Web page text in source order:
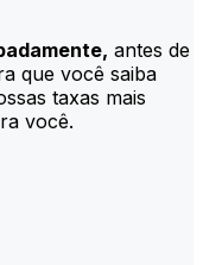
antes de
que você saiba
taxas mais
você.